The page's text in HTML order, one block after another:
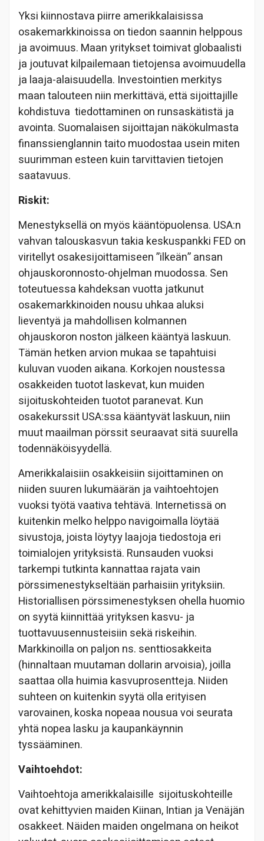
Yksi kiinnostava piirre amerikkalaisissa
osakemarkkinoissa on tiedon saannin helppous
ja avoimuus. Maan yritykset toimivat globaalisti
ja joutuvat kilpailemaan tietojensa avoimuudella
ja laaja-alaisuudella. Investointien merkitys
maan talouteen niin merkittävä, että sijoittajille
kohdistuva tiedottaminen on runsaskätistä ja
avointa. Suomalaisen sijoittajan näkökulmasta
finanssienglannin taito muodostaa usein miten
suurimman esteen kuin tarvittavien tietojen
saatavuus.
Riskit:
Menestyksellä on myös kääntöpuolensa. USA:n
vahvan talouskasvun takia keskuspankki FED on
viritellyt osakesijoittamiseen ”ilkeän” ansan
ohjauskoronnosto-ohjelman muodossa. Sen
toteutuessa kahdeksan vuotta jatkunut
osakemarkkinoiden nousu uhkaa aluksi
lieventyä ja mahdollisen kolmannen
ohjauskoron noston jälkeen kääntyä laskuun.
Tämän hetken arvion mukaa se tapahtuisi
kuluvan vuoden aikana. Korkojen noustessa
osakkeiden tuotot laskevat, kun muiden
sijoituskohteiden tuotot paranevat. Kun
osakekurssit USA:ssa kääntyvät laskuun, niin
muut maailman pörssit seuraavat sitä suurella
todennäköisyydellä.
Amerikkalaisiin osakkeisiin sijoittaminen on
niiden suuren lukumäärän ja vaihtoehtojen
vuoksi työtä vaativa tehtävä. Internetissä on
kuitenkin melko helppo navigoimalla löytää
sivustoja, joista löytyy laajoja tiedostoja eri
toimialojen yrityksistä. Runsauden vuoksi
tarkempi tutkinta kannattaa rajata vain
pörssimenestykseltään parhaisiin yrityksiin.
Historiallisen pörssimenestyksen ohella huomio
on syytä kiinnittää yrityksen kasvu- ja
tuottavuusennusteisiin sekä riskeihin.
Markkinoilla on paljon ns. senttiosakkeita
(hinnaltaan muutaman dollarin arvoisia), joilla
saattaa olla huimia kasvuprosentteja. Niiden
suhteen on kuitenkin syytä olla erityisen
varovainen, koska nopeaa nousua voi seurata
yhtä nopea lasku ja kaupankäynnin
tyssääminen.
Vaihtoehdot:
Vaihtoehtoja amerikkalaisille sijoituskohteille
ovat kehittyvien maiden Kiinan, Intian ja Venäjän
osakkeet. Näiden maiden ongelmana on heikot